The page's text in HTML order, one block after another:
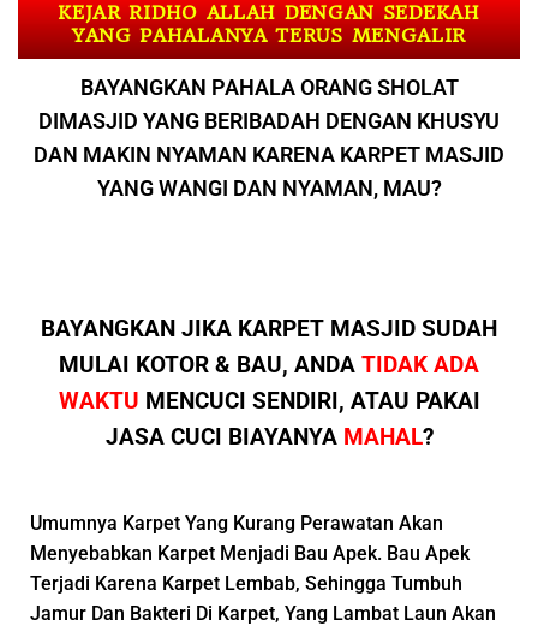
KEJAR RIDHO ALLAH DENGAN SEDEKAH
YANG PAHALANYA TERUS MENGALIR
BAYANGKAN PAHALA ORANG SHOLAT
DIMASJID YANG BERIBADAH DENGAN KHUSYU
DAN MAKIN NYAMAN KARENA KARPET MASJID
YANG WANGI DAN NYAMAN, MAU?
BAYANGKAN JIKA KARPET MASJID SUDAH
MULAI KOTOR & BAU, ANDA TIDAK ADA
WAKTU MENCUCI SENDIRI, ATAU PAKAI
JASA CUCI BIAYANYA MAHAL?
Umumnya Karpet Yang Kurang Perawatan Akan
Menyebabkan Karpet Menjadi Bau Apek. Bau Apek
Terjadi Karena Karpet Lembab, Sehingga Tumbuh
Jamur Dan Bakteri Di Karpet, Yang Lambat Laun Akan